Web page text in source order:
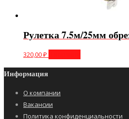
Рулетка 7.5м/25мм
320,00₽
Информация
О компании
Вакансии
Политика конфиденциальности